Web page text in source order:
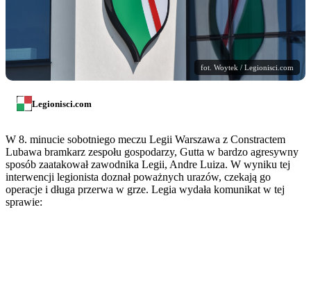
fot. Woytek / Legionisci.com
Legionisci.com
W 8. minucie sobotniego meczu Legii Warszawa z Constractem
Lubawa bramkarz zespołu gospodarzy, Gutta w bardzo agresywny
sposób zaatakował zawodnika Legii, Andre Luiza. W wyniku tej
interwencji legionista doznał poważnych urazów, czekają go
operacje i długa przerwa w grze. Legia wydała komunikat w tej
sprawie: